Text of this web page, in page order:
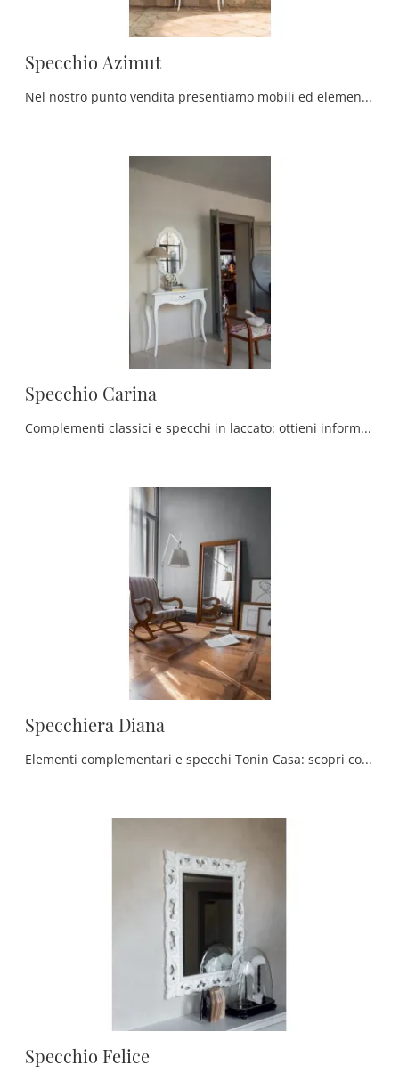
Specchio Azimut
Nel nostro punto vendita presentiamo mobili ed elementi accessori Tonin Casa: la scelta praticamente infinita di bellissimi Complementi dell'azienda ...
Specchio Carina
Complementi classici e specchi in laccato: ottieni informazioni sul modello Specchio Carina di Tonin Casa e potrai completare i tuoi locali.
Specchiera Diana
Elementi complementari e specchi Tonin Casa: scopri come valorizzare i tuoi spazi classici con il modello Specchiera Diana.
Specchio Felice